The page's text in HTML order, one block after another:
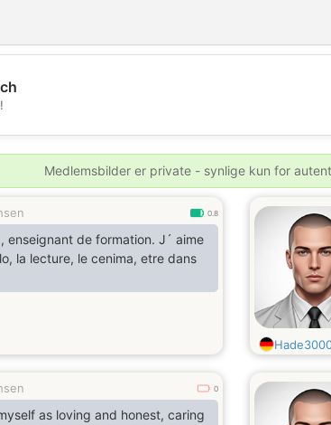
Medlemsbilder er private - synlige kun for
0.8
enseignant de formation. J´ aime
la lecture, le cenima, etre dans
0
as loving and honest, caring